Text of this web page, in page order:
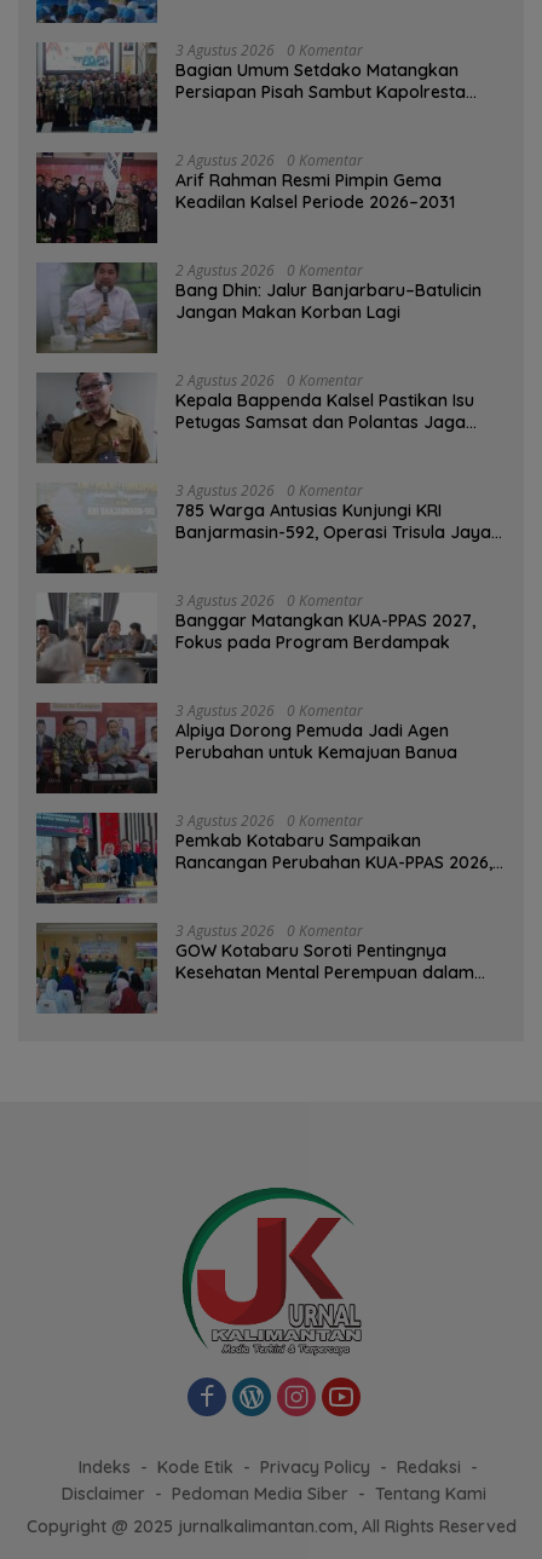
3 Agustus 2026 0 Komentar
Bagian Umum Setdako Matangkan
Persiapan Pisah Sambut Kapolresta
2 Agustus 2026 0 Komentar
Arif Rahman Resmi Pimpin Gema
Keadilan Kalsel Periode 2026–2031
2 Agustus 2026 0 Komentar
Bang Dhin: Jalur Banjarbaru–Batulicin
Jangan Makan Korban Lagi
2 Agustus 2026 0 Komentar
Kepala Bappenda Kalsel Pastikan Isu
Petugas Samsat dan Polantas Jaga
3 Agustus 2026 0 Komentar
785 Warga Antusias Kunjungi KRI
Banjarmasin-592, Operasi Trisula Jaya
3 Agustus 2026 0 Komentar
‎Banggar Matangkan KUA-PPAS 2027,
Fokus pada Program Berdampak
3 Agustus 2026 0 Komentar
‎Alpiya Dorong Pemuda Jadi Agen
Perubahan untuk Kemajuan Banua ‎
3 Agustus 2026 0 Komentar
Pemkab Kotabaru Sampaikan
Rancangan Perubahan KUA-PPAS 2026,
3 Agustus 2026 0 Komentar
GOW Kotabaru Soroti Pentingnya
Kesehatan Mental Perempuan dalam
Indeks Kode Etik Privacy Policy
Redaksi
Disclaimer
Pedoman Media Siber
Tentang Kami
Copyright @ 2025 jurnalkalimantan.com, All Rights Reserved